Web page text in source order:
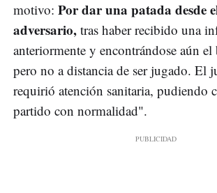
motivo: Por dar una patada desde
adversario, tras haber recibido una
anteriormente y encontrándose aún
pero no a distancia de ser jugado. El
requirió atención sanitaria, pudiendo
partido con normalidad".